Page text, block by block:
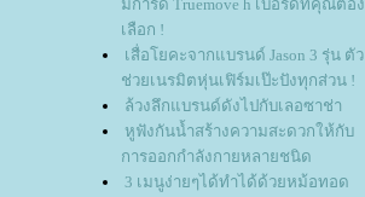
มการ์ด Truemove h เบอร์ดีที่คุณต้อง
เลือก !
เสื่อโยคะจากแบรนด์ Jason 3 รุ่น ตัว
ช่วยเนรมิตหุ่นเฟิร์มเป๊ะปังทุกส่วน !
ล้วงลึกแบรนด์ดังไปกับเลอซาช่า
หูฟังกันน้ำสร้างความสะดวกให้กับ
การออกกำลังกายหลายชนิด
3 เมนูง่ายๆได้ทำได้ด้วยหม้อทอด